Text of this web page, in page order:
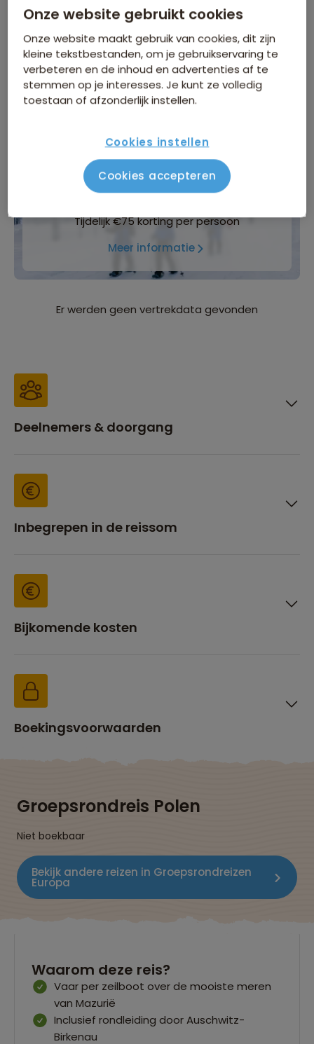
Data & Prijzen
Klik op de links voor meer informatie over:
Inbegrepen in de reissom
Bijkomende kosten
WINTERVOORDEEL
Tijdelijk €75 korting per persoon
Meer informatie
Er werden geen vertrekdata gevonden
Deelnemers & doorgang
Inbegrepen in de reissom
Bijkomende kosten
Boekingsvoorwaarden
Groepsrondreis Polen
Niet boekbaar
Bekijk andere reizen in Groepsrondreizen
Europa
Waarom deze reis?
Vaar per zeilboot over de mooiste meren
van Mazurië
Inclusief rondleiding door Auschwitz-
Birkenau
Onze website gebruikt cookies
Onze website maakt gebruik van cookies, dit zijn
kleine tekstbestanden, om je gebruikservaring te
verbeteren en de inhoud en advertenties af te
stemmen op je interesses. Je kunt ze volledig
toestaan of afzonderlijk instellen.
Cookies instellen
Cookies accepteren